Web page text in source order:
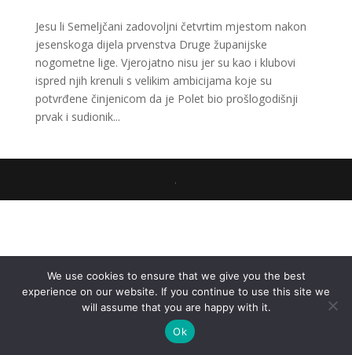
Jesu li Semeljčani zadovoljni četvrtim mjestom nakon
jesenskoga dijela prvenstva Druge županijske
nogometne lige. Vjerojatno nisu jer su kao i klubovi
ispred njih krenuli s velikim ambicijama koje su
potvrđene činjenicom da je Polet bio prošlogodišnji
prvak i sudionik...
.
We use cookies to ensure that we give you the best
experience on our website. If you continue to use this site we
will assume that you are happy with it.
Ok